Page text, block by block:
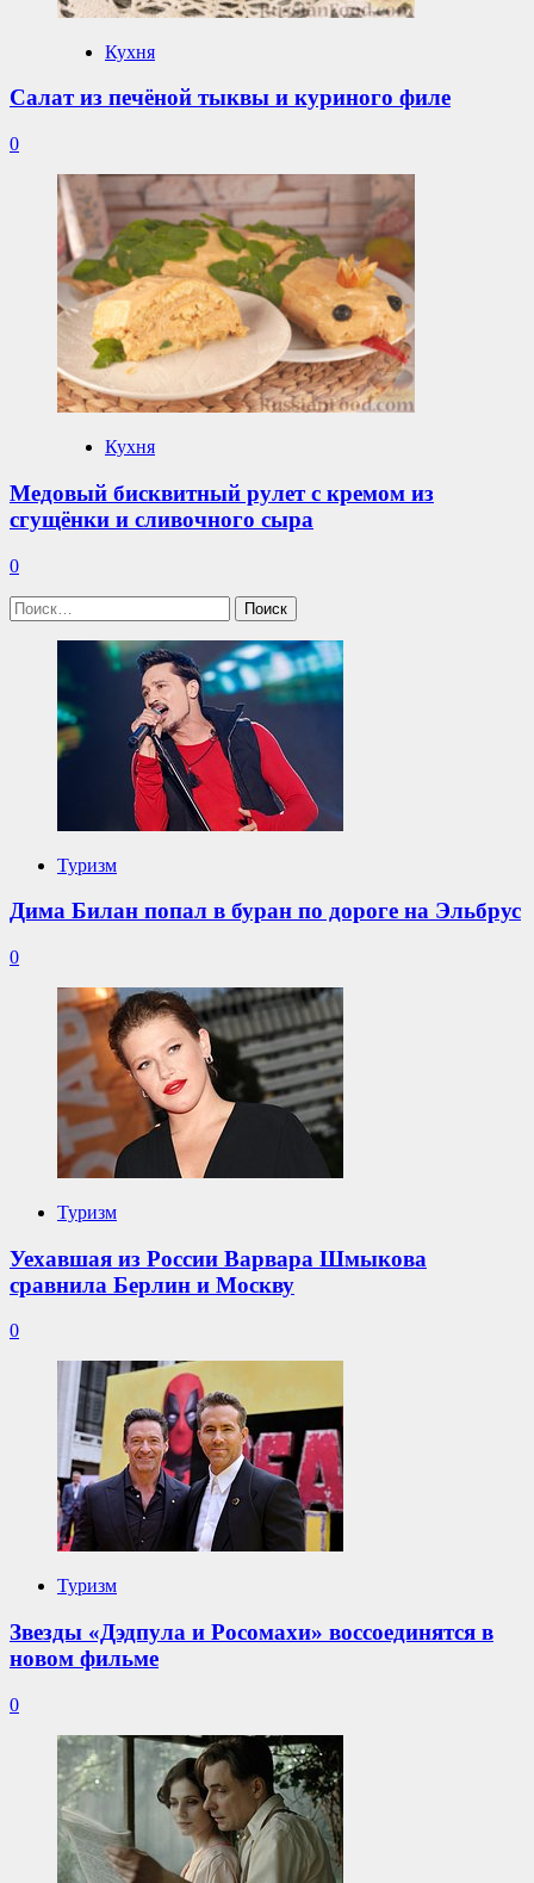
Кухня
Салат из печёной тыквы и куриного филе
0
Кухня
Медовый бисквитный рулет с кремом из
сгущёнки и сливочного сыра
0
Найти:
Туризм
Дима Билан попал в буран по дороге на Эльбрус
0
Туризм
Уехавшая из России Варвара Шмыкова
сравнила Берлин и Москву
0
Туризм
Звезды «Дэдпула и Росомахи» воссоединятся в
новом фильме
0